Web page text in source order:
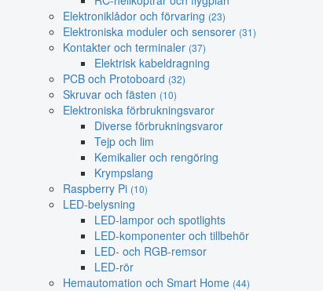
Elektroniklådor och förvaring (23)
Elektroniska moduler och sensorer (31)
Kontakter och terminaler (37)
Elektrisk kabeldragning
PCB och Protoboard (32)
Skruvar och fästen (10)
Elektroniska förbrukningsvaror
Diverse förbrukningsvaror
Tejp och lim
Kemikalier och rengöring
Krympslang
Raspberry Pi (10)
LED-belysning
LED-lampor och spotlights
LED-komponenter och tillbehör
LED- och RGB-remsor
LED-rör
Hemautomation och Smart Home (44)